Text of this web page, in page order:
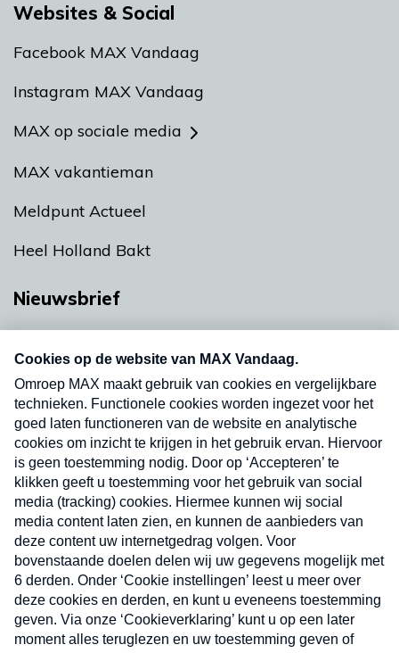
Websites & Social
Facebook MAX Vandaag
Instagram MAX Vandaag
MAX op sociale media
MAX vakantieman
Meldpunt Actueel
Heel Holland Bakt
Nieuwsbrief
nieuwsbrief. Elke vrijdag- en dinsdagochtend in
uw mailbox.
Verzend
Nieuwsbrief
Neem hier een gratis abonnement op onze